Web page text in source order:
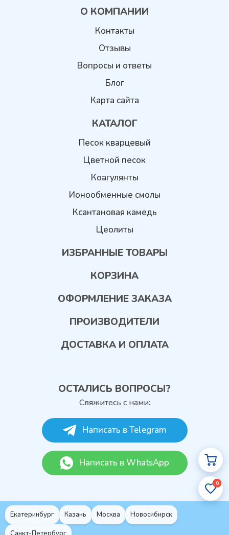
0
О КОМПАНИИ
Контакты
Отзывы
Вопросы и ответы
Блог
Карта сайта
КАТАЛОГ
Песок кварцевый
Цветной песок
Коагулянты
Ионообменные смолы
Ксантановая камедь
Цеолиты
ИЗБРАННЫЕ ТОВАРЫ
КОРЗИНА
ОФОРМЛЕНИЕ ЗАКАЗА
ПРОИЗВОДИТЕЛИ
ДОСТАВКА И ОПЛАТА
ОСТАЛИСЬ ВОПРОСЫ?
Свяжитесь с нами:
Написать в Telegram
Написать в WhatsApp
Екатеринбург Казань Москва Новосибирск